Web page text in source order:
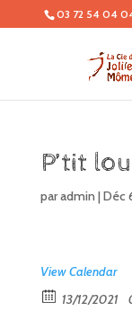
03 72 54 04
P’tit
paradmin |Déc
View Calendar
13/12/2021